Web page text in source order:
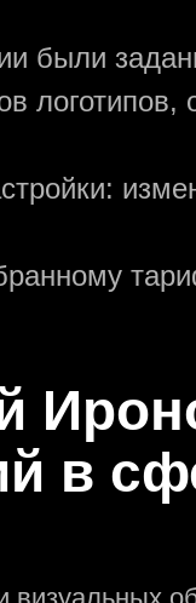
были
логотипов,
в
визуальных